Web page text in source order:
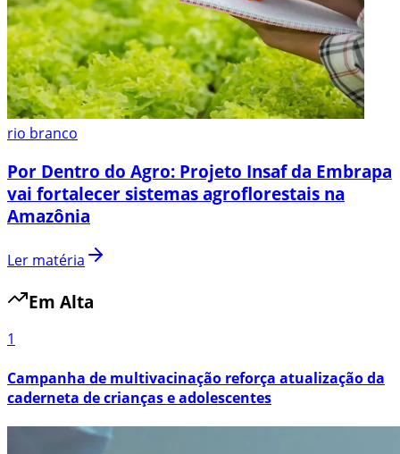
rio branco
Por Dentro do Agro: Projeto Insaf da Embrapa
vai fortalecer sistemas agroflorestais na
Amazônia
Ler matéria
Em Alta
1
Campanha de multivacinação reforça atualização da
caderneta de crianças e adolescentes